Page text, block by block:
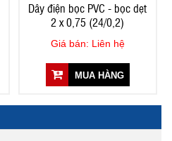
Dây điện bọc PVC - bọc dẹt
2 x 0,75 (24/0,2)
Giá bán: Liên hệ
MUA HÀNG